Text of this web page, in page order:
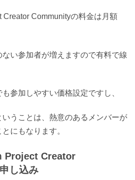
Creator Communityの料金は月額
い参加者が増えますので有料で線
参加しやすい価格設定ですし、
うことは、熱意のあるメンバーが
にもなります。
Project Creator
し込み